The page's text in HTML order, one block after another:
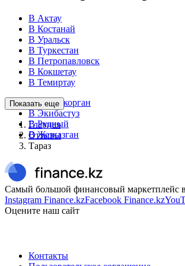
В Актау
В Костанай
В Уральск
В Туркестан
В Петропавловск
В Кокшетау
В Темиртау
В Талдыкорган
В Экибастуз
В Рудный
В Жезказган
Показать еще
Главная
Отзывы
Тараз
Самый большой финансовый маркетплейс в
Instagram Finance.kzFacebook Finance.kz
Оцените наш сайт
Контакты